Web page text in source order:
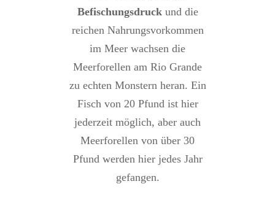
Befischungsdruckund die
reichen Nahrungsvorkommen
im Meer wachsen die
Meerforellen am Rio Grande
zu echten Monstern heran. Ein
Fisch von 20 Pfund ist hier
jederzeit möglich, aber auch
Meerforellen von über 30
Pfund werden hier jedes Jahr
gefangen.